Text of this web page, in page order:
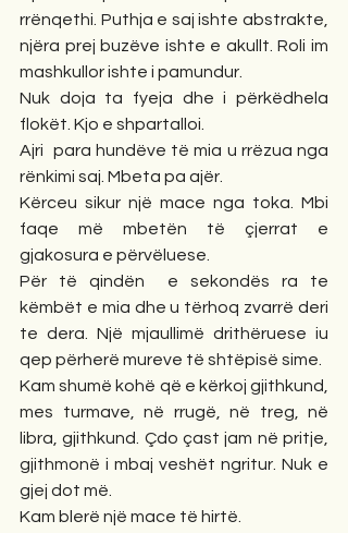
rrënqethi. Puthja e saj ishte abstrakte,
njëra prej buzëve ishte e akullt. Roli im
mashkullor ishte i pamundur.
Nuk doja ta fyeja dhe i përkëdhela
flokët. Kjo e shpartalloi.
Ajri  para hundëve të mia u rrëzua nga
rënkimi saj. Mbeta pa ajër.
Kërceu sikur një mace nga toka. Mbi
faqe më mbetën të çjerrat e
gjakosura e përvëluese.
Për të qindën  e sekondës ra te
këmbët e mia dhe u tërhoq zvarrë deri
te dera. Një mjaullimë drithëruese iu
qep përherë mureve të shtëpisë sime.
Kam shumë kohë që e kërkoj gjithkund,
mes turmave, në rrugë, në treg, në
libra, gjithkund. Çdo çast jam në pritje,
gjithmonë i mbaj veshët ngritur. Nuk e
gjej dot më.
Kam blerë një mace të hirtë.